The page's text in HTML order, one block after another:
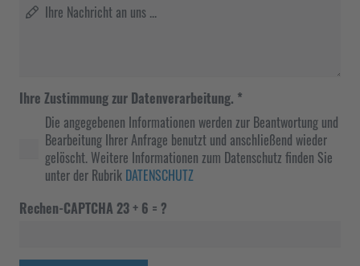
Ihre Zustimmung zur Datenverarbeitung. *
Die angegebenen Informationen werden zur Beantwortung und
Bearbeitung Ihrer Anfrage benutzt und anschließend wieder
gelöscht. Weitere Informationen zum Datenschutz finden Sie
unter der Rubrik DATENSCHUTZ
Rechen-CAPTCHA 23 + 6 = ?